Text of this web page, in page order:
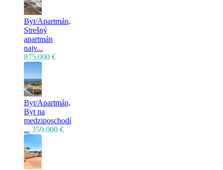
Byt/Apartmán,
Strešný
apartmán
najv...
875.000 €
Byt/Apartmán,
Byt na
medziposchodí
... 359.000 €